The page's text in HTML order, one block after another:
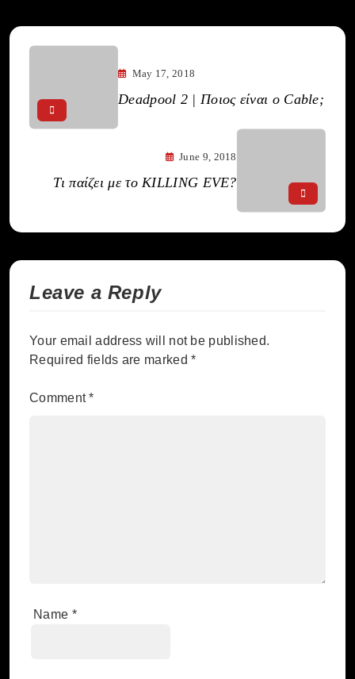
May 17, 2018
Deadpool 2 | Ποιος είναι ο Cable;
June 9, 2018
Τι παίζει με το KILLING EVE?
Leave a Reply
Your email address will not be published.
Required fields are marked*
Comment*
Name *